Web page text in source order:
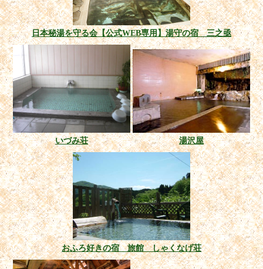
日本秘湯を守る会【公式WEB専用】湯守の宿 三之亟
いづみ荘 湯沢屋
おふろ好きの宿 旅館 しゃくなげ荘